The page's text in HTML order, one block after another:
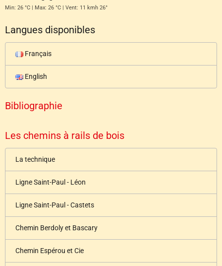
Min: 26 °C | Max: 26 °C | Vent: 11 kmh 26°
Langues disponibles
Français
English
Bibliographie
Les chemins à rails de bois
La technique
Ligne Saint-Paul - Léon
Ligne Saint-Paul - Castets
Chemin Berdoly et Bascary
Chemin Espérou et Cie